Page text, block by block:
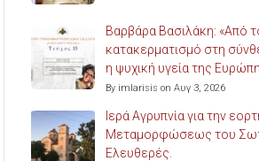
Βαρβάρα Βασιλάκη: «Από
κατακερματισμό στη
η ψυχική υγεία της
By imlarisis on Αυγ 3, 2026
Ιερά Αγρυπνία για την
Μεταμορφώσεως του
Ελευθερές.